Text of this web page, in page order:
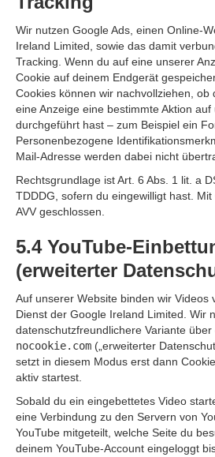
Wir nutzen Google Ads, einen Online-
Ireland Limited, sowie das damit
Tracking. Wenn du auf eine unserer
Cookie auf deinem Endgerät
Cookies können wir nachvollziehen, ob
eine Anzeige eine bestimmte Aktion
durchgeführt hast – zum Beispiel ein
Personenbezogene
Mail-Adresse werden dabei nicht
Rechtsgrundlage ist Art. 6 Abs. 1 lit. a
TDDDG, sofern du eingewilligt hast.
AVV geschlossen.
5.4 YouTube-
(erweiterter
Auf unserer Website binden wir Videos
Dienst der Google Ireland Limited. Wir
datenschutzfreundlichere Variante über
nocookie.com („erweiterter
setzt in diesem Modus erst dann
aktiv startest.
Sobald du ein eingebettetes Video
eine Verbindung zu den Servern von
YouTube mitgeteilt, welche Seite du
deinem YouTube-Account eingeloggt